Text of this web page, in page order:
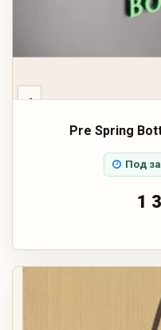
‹
Pre Spring
Под
1